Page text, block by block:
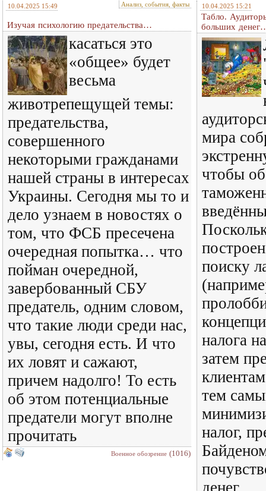
10.04.2025 15:49 Анализ, события, факты
Изучая психологию предательства…
касаться это
«общее» будет
весьма
животрепещущей темы:
предательства,
совершенного
некоторыми гражданами
нашей страны в интересах
Украины. Сегодня мы то и
дело узнаем в новостях о
том, что ФСБ пресечена
очередная попытка… что
пойман очередной,
завербованный СБУ
предатель, одним словом,
что такие люди среди нас,
увы, сегодня есть. И что
их ловят и сажают,
причем надолго! То есть
об этом потенциальные
предатели могут вполне
прочитать
Военное обозрение (1016)
10.04.2025 15:21
Табло.
больших
мира
чтобы
поиску
налога
затем
тем
налог,
денег